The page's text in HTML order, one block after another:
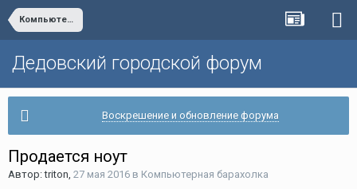
Компьютерная барахолка
Дедовский городской форум
Воскрешение и обновление форума
Продается ноут
Автор:triton, 27 мая 2016 в Компьютерная барахолка